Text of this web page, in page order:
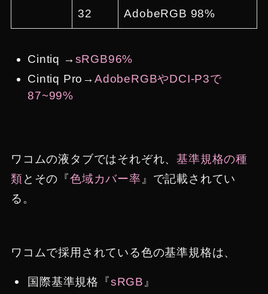
32 AdobeRGB 98%
Cintiq → sRGB96%
Cintiq Pro→ AdobeRGBやDCI-P3で
87~99%
ワコムの液タブではそれぞれ、基準規格の種
類とその『色域カバー率』で記載されてい
る。
ワコムで採用されている色の基準規格は、
国際基準規格『sRGB 』